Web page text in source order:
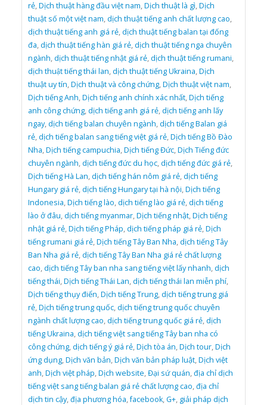
rẻ,Dịch thuật hàng đầu việt nam,Dịch thuật là gì,Dịch
thuật số một việt nam,dịch thuật tiếng anh chất lượng cao,
dịch thuật tiếng anh giá rẻ,dịch thuật tiếng balan tại đống
đa,dịch thuật tiếng hàn giá rẻ,dịch thuật tiếng nga chuyên
ngành,dịch thuật tiếng nhật giá rẻ,dịch thuật tiếng rumani,
dịch thuật tiếng thái lan,dịch thuật tiếng Ukraina,Dịch
thuật uy tín,Dịch thuật và công chứng,Dịch thuật việt nam,
Dịch tiếng Anh,Dịch tiếng anh chính xác nhất,Dịch tiếng
anh công chứng,dịch tiếng anh giá rẻ,dịch tiếng anh lấy
ngay,dịch tiếng balan chuyên ngành,dịch tiếng Balan giá
rẻ,dịch tiếng balan sang tiếng việt giá rẻ,Dịch tiếng Bồ Đào
Nha,Dịch tiếng campuchia,Dịch tiếng Đức,Dịch Tiếng đức
chuyên ngành,dịch tiếng đức du học,dịch tiếng đức giá rẻ,
Dịch tiếng Hà Lan,dịch tiếng hán nôm giá rẻ,dịch tiếng
Hungary giá rẻ,dịch tiếng Hungary tại hà nội,Dịch tiếng
Indonesia,Dịch tiếng lào,dịch tiếng lào giá rẻ,dịch tiếng
lào ở đâu,dịch tiếng myanmar,Dịch tiếng nhật,Dịch tiếng
nhật giá rẻ,Dịch tiếng Pháp,dịch tiếng pháp giá rẻ,Dịch
tiếng rumani giá rẻ,Dịch tiếng Tây Ban Nha,dịch tiếng Tây
Ban Nha giá rẻ,dịch tiếng Tây Ban Nha giá rẻ chất lượng
cao,dịch tiếng Tây ban nha sang tiếng việt lấy nhanh,dịch
tiếng thái,Dịch tiếng Thái Lan,dịch tiếng thái lan miễn phí,
Dịch tiếng thụy điển,Dịch tiếng Trung,dịch tiếng trung giá
rẻ,Dịch tiếng trung quốc,dịch tiếng trung quốc chuyên
ngành chất lượng cao,dịch tiếng trung quốc giá rẻ,dịch
tiếng Ukraina,dịch tiếng việt sang tiếng Tây ban nha có
công chứng,dịch tiếng ý giá rẻ,Dịch tòa án,Dịch tour,Dịch
ứng dụng,Dịch văn bản,Dịch văn bản pháp luật,Dịch việt
anh,Dịch việt pháp,Dịch website,Đại sứ quán,địa chỉ dịch
tiếng việt sang tiếng balan giá rẻ chất lượng cao,địa chỉ
dịch tin cậy,địa phương hóa,facebook,G+, giải pháp dịch